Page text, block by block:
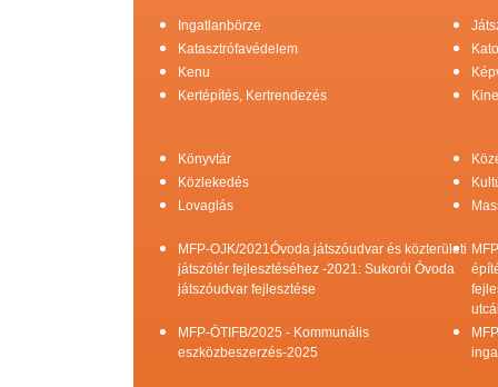
Ingatlanbörze
Katasztrófavédelem
Kenu
Kertépítés, Kertrendezés
Könyvtár
Közlekedés
Lovaglás
MFP-OJK/2021Óvoda játszóudvar és közterületi
játszótér fejlesztéséhez -2021: Sukorói Óvoda
játszóudvar fejlesztése
MFP-ÖTIFB/2025 - Kommunális
eszközbeszerzés-2025